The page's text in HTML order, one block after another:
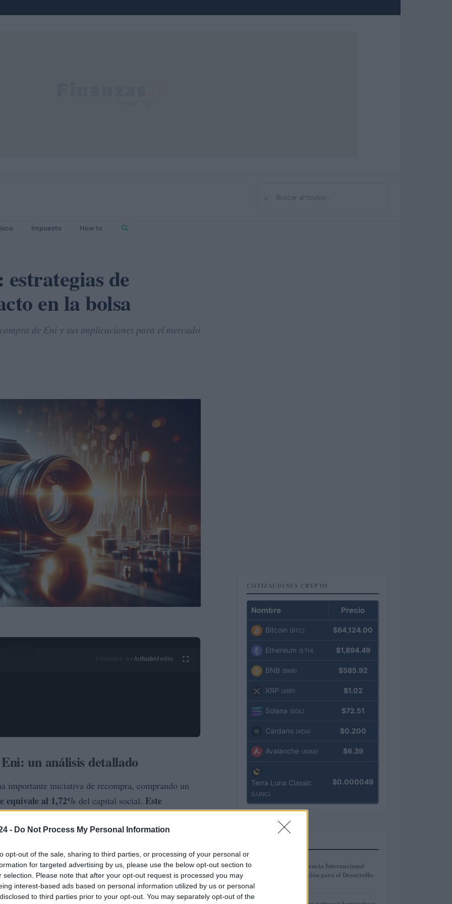
- Do Not Process My Personal Information
opt-out of the sale, sharing to third parties, or processing of your personal or
for targeted advertising by us, please use the below opt-out section to
selection. Please note that after your opt-out request is processed you may
interest-based ads based on personal information utilized by us or personal
to third parties prior to your opt-out. You may separately opt-out of the
Buscar
Impuesto How to
de
en la bolsa
de Eni y sus implicaciones para el mercado
Ad hubMedia
un análisis detallado
importante iniciativa de recompra, comprando un
equivale al 1,72% del capital social. Este
inversión total de más de 805 millones de
objetivo fortalecer la posición financiera de la
en un entorno de mercado incierto
COTIZACIONES CRYPTO
Nombre Precio
Bitcoin (BTC) $64,124.00
Ethereum (ETH) $1,894.49
BNB (BNB) $585.92
XRP (XRP) $1.02
Solana (SOL) $72.51
Cardano (ADA) $0.200
Avalanche (AVAX) $6.39
Terra Luna Classic
(LUNC)
$0.000049
1
La Cuarta Conferencia Internacional
sobre la Financiación para el Desarrollo